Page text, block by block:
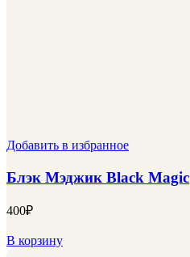
Добавить в избранное
Блэк Мэджик Black Magic
400₽
В корзину